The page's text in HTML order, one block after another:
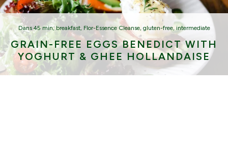
Dans 45 min, breakfast, Flor-Essence Cleanse, gluten-free, intermediate
GRAIN-FREE EGGS BENEDICT WITH
YOGHURT & GHEE HOLLANDAISE